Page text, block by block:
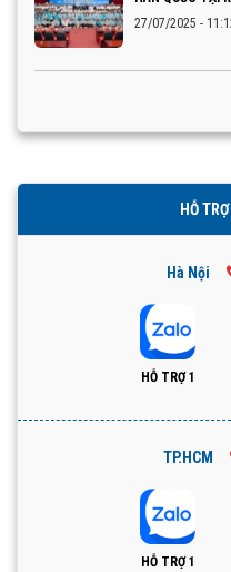
27/07/2025 -
HỖ
Hà Nội
HỖ TRỢ 1
TP.HCM
HỖ TRỢ 1